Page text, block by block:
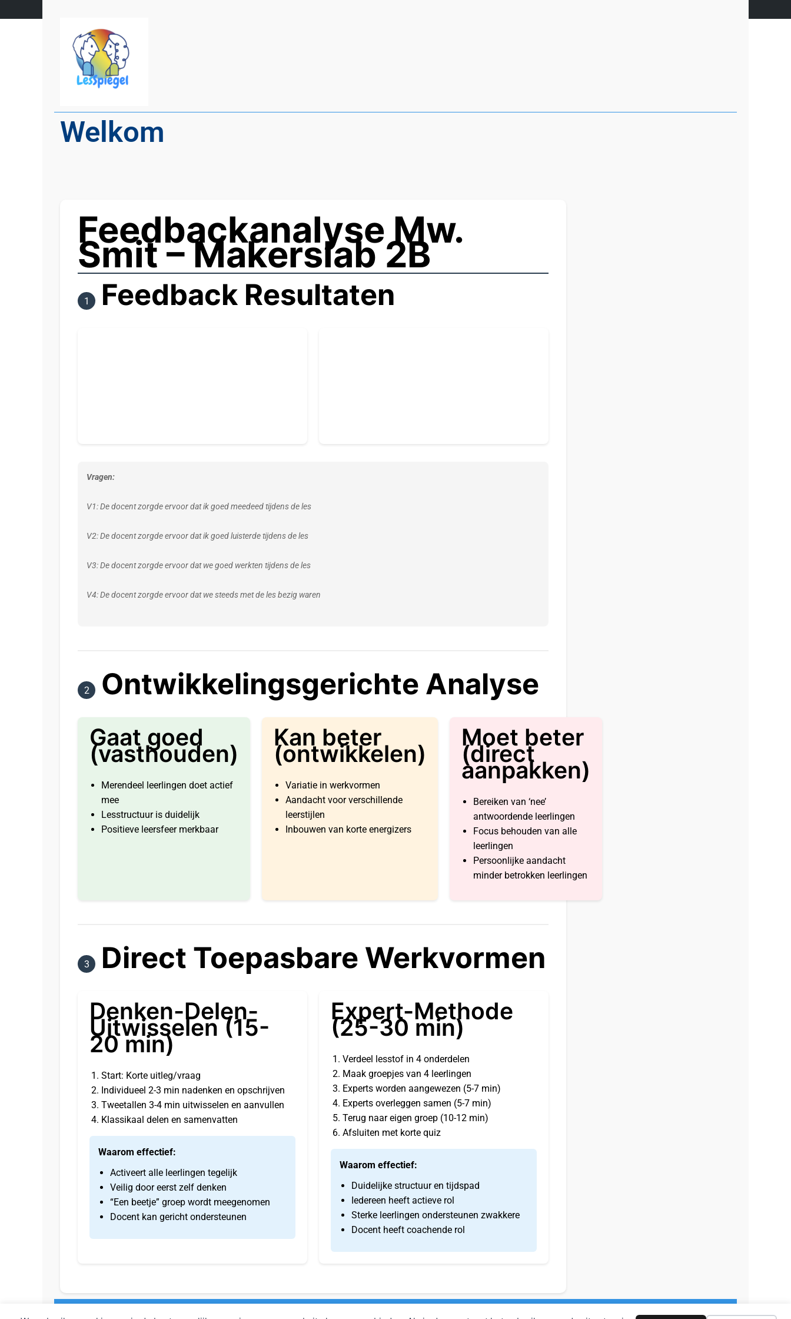
Welkom
Feedbackanalyse Mw.
Smit – Makerslab 2B
1 Feedback Resultaten
Vragen:
V1: De docent zorgde ervoor dat ik goed meedeed tijdens de les
V2: De docent zorgde ervoor dat ik goed luisterde tijdens de les
V3: De docent zorgde ervoor dat we goed werkten tijdens de les
V4: De docent zorgde ervoor dat we steeds met de les bezig waren
2 Ontwikkelingsgerichte Analyse
Gaat goed
(vasthouden)
Merendeel leerlingen doet actief
mee
Lesstructuur is duidelijk
Positieve leersfeer merkbaar
Kan beter
(ontwikkelen)
Variatie in werkvormen
Aandacht voor verschillende
leerstijlen
Inbouwen van korte energizers
Moet beter
(direct
aanpakken)
Bereiken van ‘nee’
antwoordende leerlingen
Focus behouden van alle
leerlingen
Persoonlijke aandacht
minder betrokken leerlingen
3 Direct Toepasbare Werkvormen
Denken-Delen-
Uitwisselen (15-
20 min)
Start: Korte uitleg/vraag
Individueel 2-3 min nadenken en opschrijven
Tweetallen 3-4 min uitwisselen en aanvullen
Klassikaal delen en samenvatten
Waarom effectief:
Activeert alle leerlingen tegelijk
Veilig door eerst zelf denken
“Een beetje” groep wordt meegenomen
Docent kan gericht ondersteunen
Expert-Methode
(25-30 min)
Verdeel lesstof in 4 onderdelen
Maak groepjes van 4 leerlingen
Experts worden aangewezen (5-7 min)
Experts overleggen samen (5-7 min)
Terug naar eigen groep (10-12 min)
Afsluiten met korte quiz
Waarom effectief:
Duidelijke structuur en tijdspad
Iedereen heeft actieve rol
Sterke leerlingen ondersteunen zwakkere
Docent heeft coachende rol